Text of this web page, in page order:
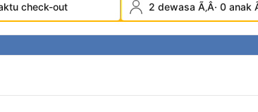
check-out 2 dewasa Ã‚Â· 0 anak